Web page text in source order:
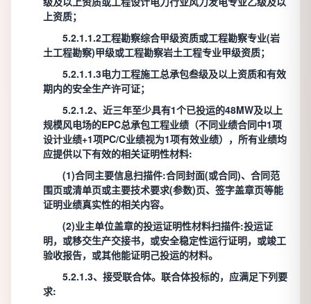
上资质；
5.2.1.1.2工程勘察综合甲级资质或工程勘察专业(岩
土工程勘察)甲级或工程勘察岩土工程专业甲级资质；
5.2.1.1.3电力工程施工总承包叁级及以上资质和有效
期内的安全生产许可证；
5.2.1.2、近三年至少具有1个已投运的48MW及以上
规模风电场的EPC总承包工程业绩（不同业绩合同中1项
设计业绩+1项PC/C业绩视为1项有效业绩），所有业绩均
应提供以下有效的相关证明性材料:
(1)合同主要信息扫描件:合同封面(或合同)、合同范
围页或清单页或主要技术要求(参数)页、签字盖章页等能
证明业绩真实性的相关内容。
(2)业主单位盖章的投运证明性材料扫描件:投运证
明，或移交生产交接书，或安全稳定性运行证明，或竣工
验收报告，或其他能证明己投运的材料。
5.2.1.3、接受联合体。联合体投标的，应满足下列要
求: